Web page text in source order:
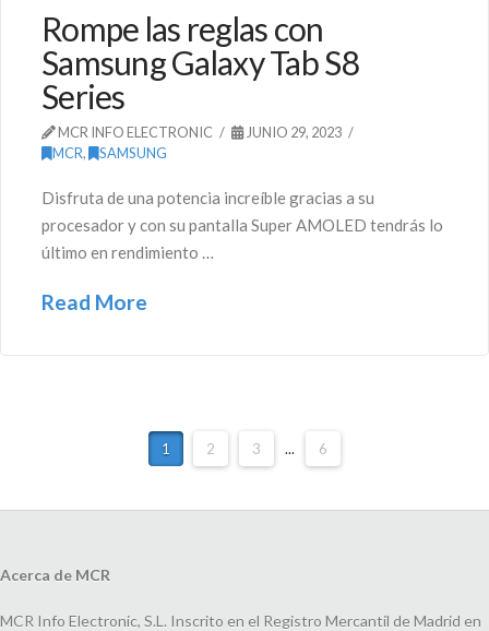
Rompe las reglas con
Samsung Galaxy Tab S8
Series
MCR INFO ELECTRONIC
JUNIO 29, 2023
MCR, SAMSUNG
Disfruta de una potencia increíble gracias a su
procesador y con su pantalla Super AMOLED tendrás lo
último en rendimiento …
Read More
1 2 3 ... 6
Acerca de MCR
MCR Info Electronic, S.L. Inscrito en el Registro Mercantil de Madrid en